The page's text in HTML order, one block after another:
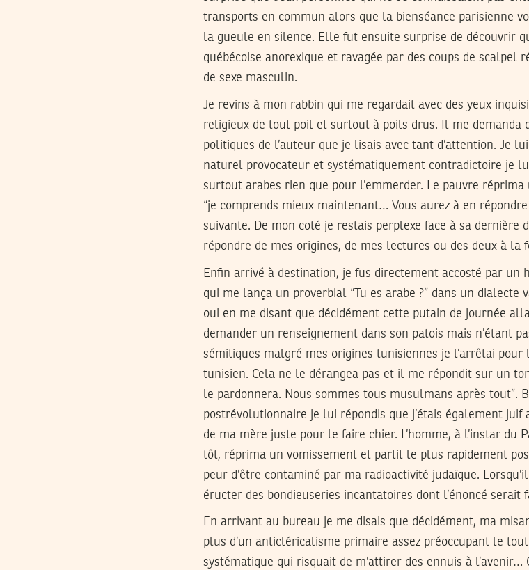
transports en commun alors que la bienséance parisienne
la gueule en silence. Elle fut ensuite surprise de découvrir
québécoise anorexique et ravagée par des coups de scalpel
de sexe masculin.
Je revins à mon rabbin qui me regardait avec des yeux
religieux de tout poil et surtout à poils drus. Il me demanda
politiques de l’auteur que je lisais avec tant d’attention. Je
naturel provocateur et systématiquement contradictoire je
surtout arabes rien que pour l’emmerder. Le pauvre
“je comprends mieux maintenant… Vous aurez à en
suivante. De mon coté je restais perplexe face à sa dernière
répondre de mes origines, de mes lectures ou des deux à la
Enfin arrivé à destination, je fus directement accosté par un
qui me lança un proverbial “Tu es arabe ?” dans un dialecte
oui en me disant que décidément cette putain de journée
demander un renseignement dans son patois mais n’étant
sémitiques malgré mes origines tunisiennes je l’arrêtai
tunisien. Cela ne le dérangea pas et il me répondit sur un
le pardonnera. Nous sommes tous musulmans après tout”.
postrévolutionnaire je lui répondis que j’étais également juif
de ma mère juste pour le faire chier. L’homme, à l’instar du
tôt, réprima un vomissement et partit le plus rapidement
peur d’être contaminé par ma radioactivité judaïque.
éructer des bondieuseries incantatoires dont l’énoncé
En arrivant au bureau je me disais que décidément, ma
plus d’un anticléricalisme primaire assez préoccupant le
systématique qui risquait de m’attirer des ennuis à l’avenir…